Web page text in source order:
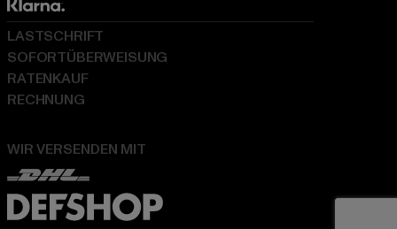
WIR VERSENDEN MIT
LASTSCHRIFT
SOFORTÜBERWEISUNG
RATENKAUF
RECHNUNG